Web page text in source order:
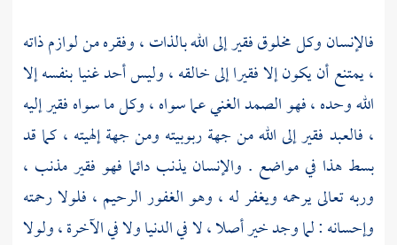
فالإنسان وكل مخلوق فقير إلى الله بالذات ، وفقره من لوازم ذاته
، يمتنع أن يكون إلا فقيرا إلى خالقه ، وليس أحد غنيا بنفسه إلا
الله وحده ، فهو الصمد الغني عما سواه ، وكل ما سواه فقير إليه
، فالعبد فقير إلى الله من جهة ربوبيته ومن جهة إلهيته ، كما قد
بسط هذا في مواضع . والإنسان يذنب دائما فهو فقير مذنب ،
وربه تعالى يرحمه ويغفر له ، وهو الغفور الرحيم ، فلولا رحمته
وإحسانه : لما وجد خير أصلا ، لا في الدنيا ولا في الآخرة ، ولولا